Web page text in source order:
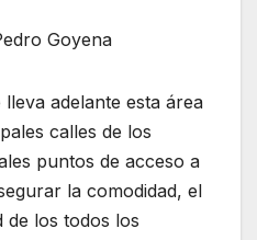
Goyena
adelante esta área
calles de los
puntos de acceso a
la comodidad, el
los todos los